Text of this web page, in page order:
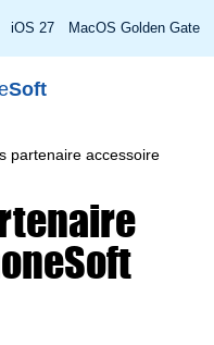
iOS 27 MacOS Golden Gate
Soft
partenaire accessoire